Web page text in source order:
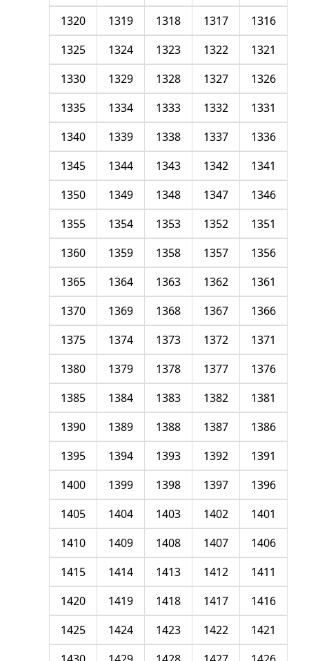
1316
1317
1318
1319
1320
1321
1322
1323
1324
1325
1326
1327
1328
1329
1330
1331
1332
1333
1334
1335
1336
1337
1338
1339
1340
1341
1342
1343
1344
1345
1346
1347
1348
1349
1350
1351
1352
1353
1354
1355
1356
1357
1358
1359
1360
1361
1362
1363
1364
1365
1366
1367
1368
1369
1370
1371
1372
1373
1374
1375
1376
1377
1378
1379
1380
1381
1382
1383
1384
1385
1386
1387
1388
1389
1390
1391
1392
1393
1394
1395
1396
1397
1398
1399
1400
1401
1402
1403
1404
1405
1406
1407
1408
1409
1410
1411
1412
1413
1414
1415
1416
1417
1418
1419
1420
1421
1422
1423
1424
1425